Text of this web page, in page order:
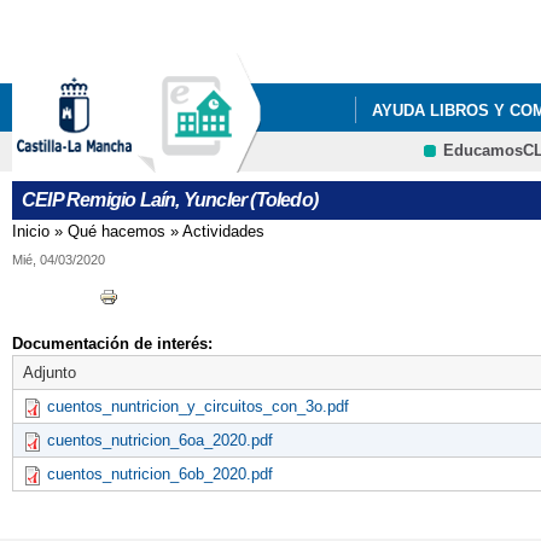
AYUDA LIBROS Y
LISTADOS DE
CEIP Remigio Laín, Yuncler (Toledo)
Se encuentra usted aquí
Inicio » Qué hacemos » Actividades
Mié, 04/03/2020
Documentación de interés:
Adjunto
cuentos_nuntricion_y_circuitos_con_3o.pdf
cuentos_nutricion_6oa_2020.pdf
cuentos_nutricion_6ob_2020.pdf